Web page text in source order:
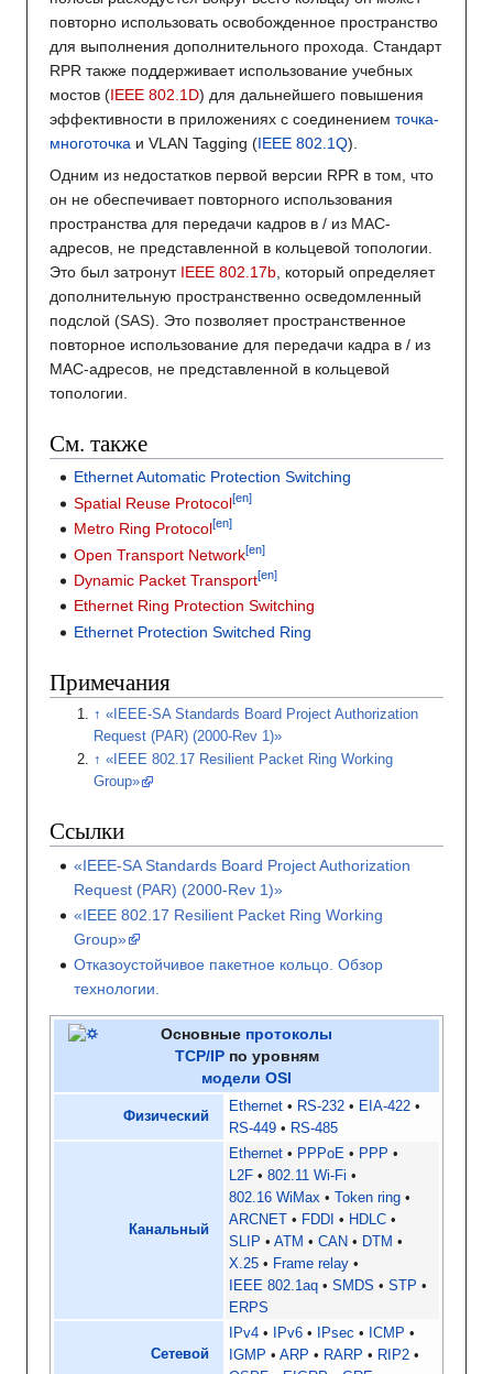
повторно использовать освобожденное пространство
для выполнения дополнительного прохода. Стандарт
RPR также поддерживает использование учебных
мостов (IEEE 802.1D) для дальнейшего повышения
эффективности в приложениях с соединением точка-
многоточка и VLAN Tagging (IEEE 802.1Q).
Одним из недостатков первой версии RPR в том, что
он не обеспечивает повторного использования
пространства для передачи кадров в / из МАС-
адресов, не представленной в кольцевой топологии.
Это был затронут IEEE 802.17b , который определяет
дополнительную пространственно осведомленный
подслой (SAS). Это позволяет пространственное
повторное использование для передачи кадра в / из
MAC-адресов, не представленной в кольцевой
топологии.
См. также
Ethernet Automatic Protection Switching
Spatial Reuse Protocol[en]
Metro Ring Protocol[en]
Open Transport Network[en]
Dynamic Packet Transport[en]
Ethernet Ring Protection Switching
Ethernet Protection Switched Ring
Примечания
«IEEE-SA Standards Board Project Authorization
Request (PAR) (2000-Rev 1)»
«IEEE 802.17 Resilient Packet Ring Working
Group»
Ссылки
«IEEE-SA Standards Board Project Authorization
Request (PAR) (2000-Rev 1)»
«IEEE 802.17 Resilient Packet Ring Working
Group»
Отказоустойчивое пакетное кольцо. Обзор
технологии.
Основные протоколы
TCP/IPпо уровням
модели OSI
Физический
Ethernet RS-232
EIA-422
RS-449
RS-485
Канальный
Ethernet PPPoE
PPP
L2F
802.11 Wi-Fi
802.16 WiMax
Token ring
ARCNET
FDDI
HDLC
SLIP
ATM CAN
DTM
X.25
Frame relay
IEEE 802.1aq
SMDS
STP
ERPS
Сетевой
IPv4 IPv6 IPsec
ICMP
IGMP
ARP RARP
RIP2